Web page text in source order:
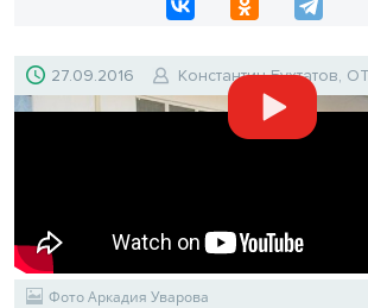
27.09.2016 Константин Бухтатов,
Фото Аркадия Уварова